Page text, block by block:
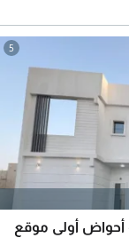
5
أحواض أولى موقع